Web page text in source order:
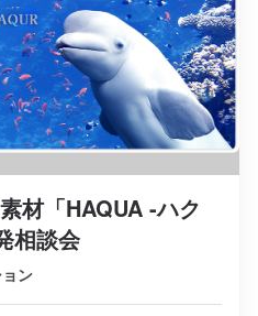
材「HAQUA -ハク
相談会
ン